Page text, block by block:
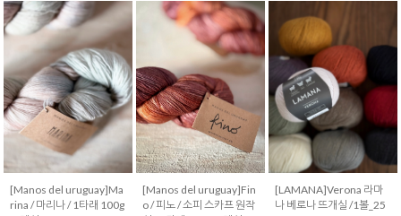
[Manos del uruguay]Ma
rina / 마리나 / 1타래 100g
[Manos del uruguay]Fin
o / 피노 / 소피 스카프 원작
[LAMANA]Verona 라마
나 베로나 뜨개실 /1볼_25